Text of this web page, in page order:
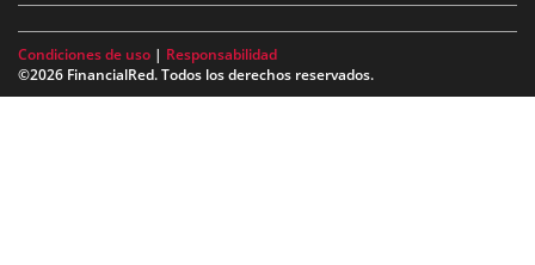
Condiciones de uso | Responsabilidad
©2026 FinancialRed. Todos los derechos reservados.